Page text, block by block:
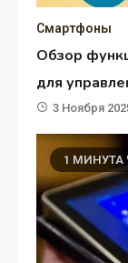
Смартфоны
Обзор
для
3 Ноября
1 МИНУТА